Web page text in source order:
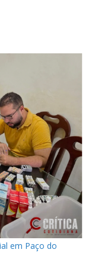
em Paço do